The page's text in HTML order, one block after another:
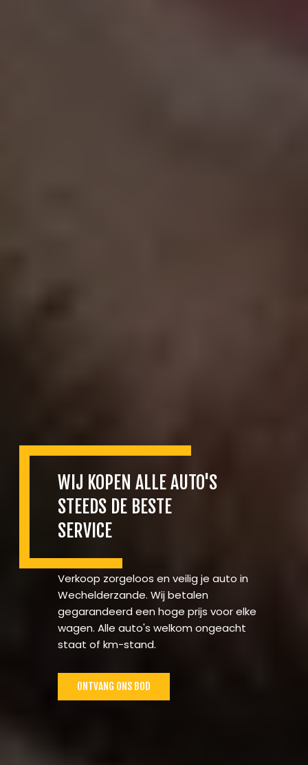
WIJ KOPEN ALLE AUTO'S
STEEDS DE BESTE
SERVICE
Verkoop zorgeloos en veilig je auto in
Wechelderzande. Wij betalen
gegarandeerd een hoge prijs voor elke
wagen. Alle auto's welkom ongeacht
staat of km-stand.
ONTVANG ONS BOD